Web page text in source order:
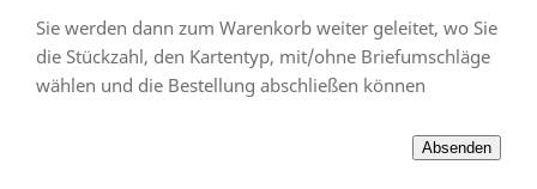
Sie werden dann zum Warenkorb weiter geleitet, wo Sie
die Stückzahl, den Kartentyp, mit/ohne Briefumschläge
wählen und die Bestellung abschließen können